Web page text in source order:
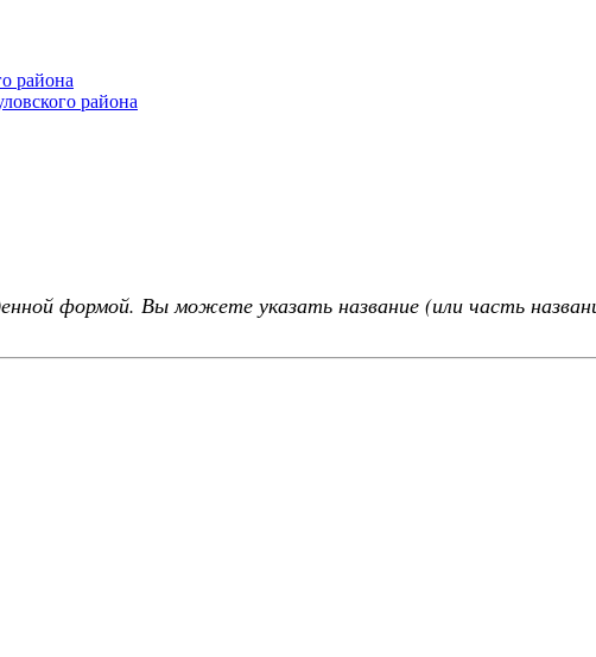
района
района
формой. Вы можете указать название (или часть